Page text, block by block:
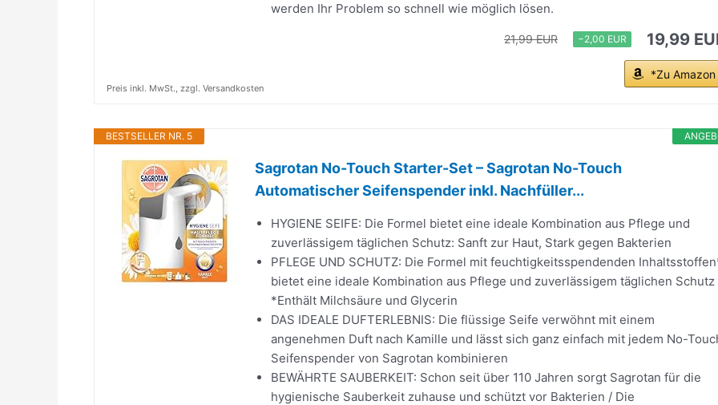
werden Ihr Problem so schnell wie möglich lösen.
21,99 EUR −2,00 EUR 19,99
*Zu Amazon
Preis inkl. MwSt., zzgl. Versandkosten
BESTSELLER NR. 5
Sagrotan No-Touch Starter-Set – Sagrotan No-Touch
Automatischer Seifenspender inkl. Nachfüller...
HYGIENE SEIFE: Die Formel bietet eine ideale Kombination aus Pflege und
zuverlässigem täglichen Schutz: Sanft zur Haut, Stark gegen Bakterien
PFLEGE UND SCHUTZ: Die Formel mit feuchtigkeitsspendenden
bietet eine ideale Kombination aus Pflege und zuverlässigem täglichen Schutz
*Enthält Milchsäure und Glycerin
DAS IDEALE DUFTERLEBNIS: Die flüssige Seife verwöhnt mit einem
angenehmen Duft nach Kamille und lässt sich ganz einfach mit jedem No-
Seifenspender von Sagrotan kombinieren
BEWÄHRTE SAUBERKEIT: Schon seit über 110 Jahren sorgt Sagrotan für die
hygienische Sauberkeit zuhause und schützt vor Bakterien / Die